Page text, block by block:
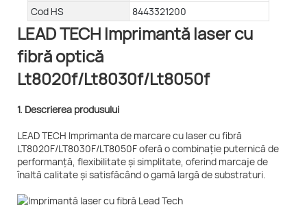
Cod HS
8443321200
LEAD TECH Imprimantă laser cu
fibră optică
Lt8020f/Lt8030f/Lt8050f
1. Descrierea produsului
LEAD TECH Imprimanta de marcare cu laser cu fibră
LT8020F/LT8030F/LT8050F oferă o combinație puternică de
performanță, flexibilitate și simplitate, oferind marcaje de
înaltă calitate și satisfăcând o gamă largă de substraturi.